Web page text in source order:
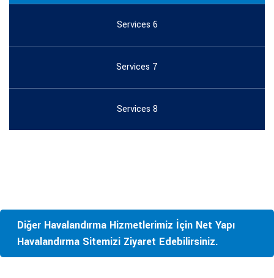
Services 6
Services 7
Services 8
Diğer Havalandırma Hizmetlerimiz İçin Net Yapı
Havalandırma Sitemizi Ziyaret Edebilirsiniz.